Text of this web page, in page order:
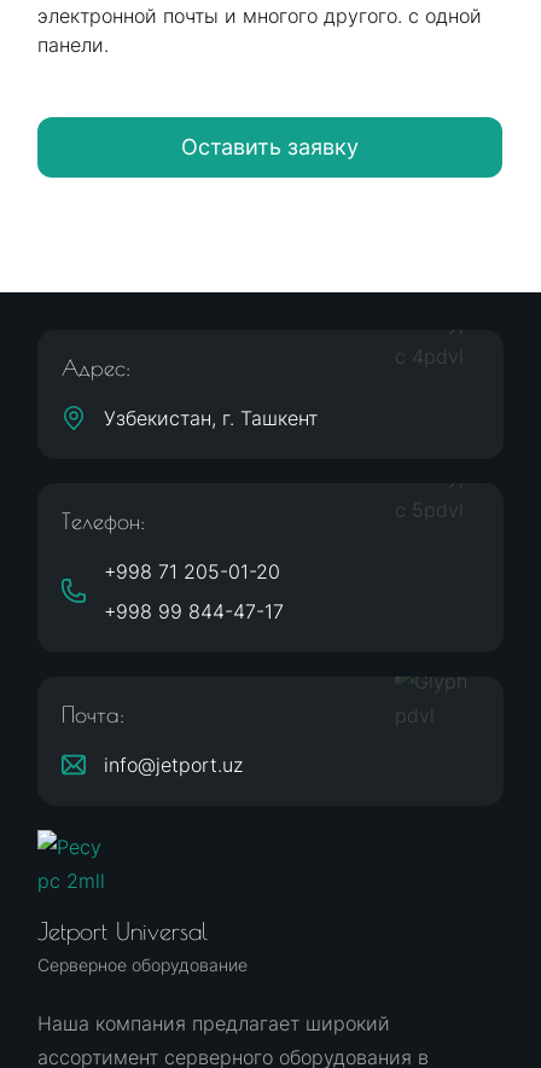
электронной почты и многого другого. с одной
панели.
Оставить заявку
Адрес:
Узбекистан, г. Ташкент
Телефон:
+998 71 205-01-20
+998 99 844-47-17
Почта:
info@jetport.uz
Jetport Universal
Серверное оборудование
Наша компания предлагает широкий
ассортимент серверного оборудования в